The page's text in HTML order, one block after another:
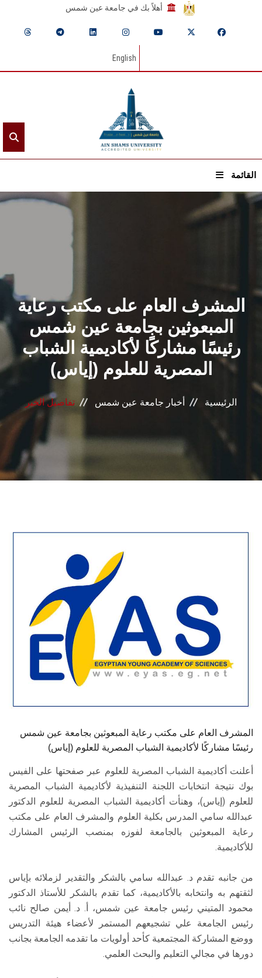
أهلاً بك في جامعة عين شمس
English
القائمة
القطاعـات
الشئون الأكاديمية
البحث العلمي
الرعاية الصحية
المراكز والوحدات
الأنظمة الذكية
الإعلام
الطلاب
الدراسات العليا
الخريجين
الموظفون
المشرف العام على مكتب رعاية
المبعوثين بجامعة عين شمس
رئيسًا مشاركًا لأكاديمية الشباب
المصرية للعلوم (إياس)
الرئيسية أخبار جامعة عين شمس تفاصيل الخبر
المشرف العام على مكتب رعاية المبعوثين بجامعة عين شمس
رئيسًا مشاركًا لأكاديمية الشباب المصرية للعلوم (إياس)
أعلنت أكاديمية الشباب المصرية للعلوم عبر صفحتها على الفيس
بوك نتيجة انتخابات اللجنة التنفيذية لأكاديمية الشباب المصرية
للعلوم (إياس)، وهنأت أكاديمية الشباب المصرية للعلوم الدكتور
عبدالله سامي المدرس بكلية العلوم والمشرف العام على مكتب
رعاية المبعوثين بالجامعة لفوزه بمنصب الرئيس المشارك
للأكاديمية.
من جانبه تقدم د. عبدالله سامي بالشكر والتقدير لزملائه بإياس
لثقتهم به وانتخابه بالأكاديمية، كما تقدم بالشكر للأستاذ الدكتور
محمود المتيني رئيس جامعة عين شمس، أ. د. أيمن صالح نائب
رئيس الجامعة علي تشجيعهم المستمر لأعضاء هيئة التدريس
ووضع المشاركة المجتمعية كأحد أولويات ما تقدمه الجامعة بجانب
دورها في مجالي التعليم والبحث العلمي.